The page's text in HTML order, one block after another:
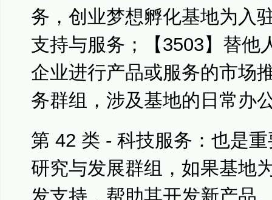
务，创业梦想孵化基地为入
支持与服务；【3503】替他
企业进行产品或服务的市场
务群组，涉及基地的日常办
第 42 类 - 科技服务：也是
研究与发展群组，如果基地